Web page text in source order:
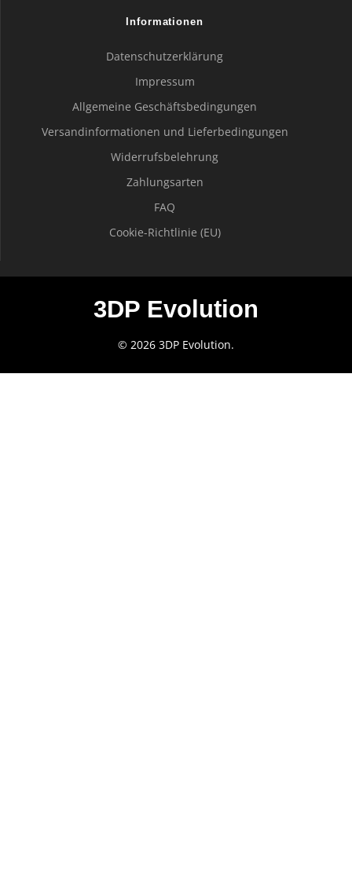
Informationen
Datenschutzerklärung
Impressum
Allgemeine Geschäftsbedingungen
Versandinformationen und Lieferbedingungen
Widerrufsbelehrung
Zahlungsarten
FAQ
Cookie-Richtlinie (EU)
3DP Evolution
© 2026 3DP Evolution.